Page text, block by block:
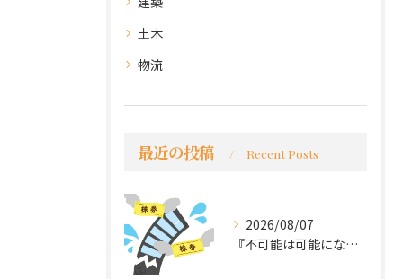
土木
物流
最近の投稿 Recent Posts
2026/08/07
『不可能は可能になる』